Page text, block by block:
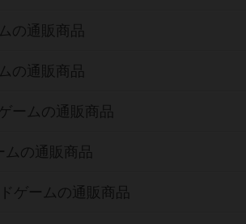
の通販商品
の通販商品
ームの通販商品
ムの通販商品
ゲームの通販商品